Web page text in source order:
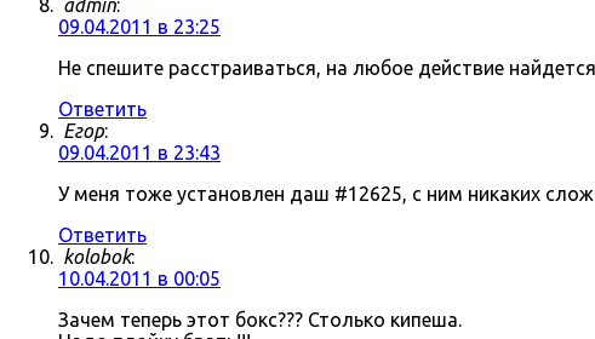
admin:
09.04.2011 в 23:25
Не спешите расстраиваться, на любое действие
Ответить
Егор:
09.04.2011 в 23:43
У меня тоже установлен даш #12625, с ним никаких
Ответить
kolobok:
10.04.2011 в 00:05
Зачем теперь этот бокс??? Столько кипеша.